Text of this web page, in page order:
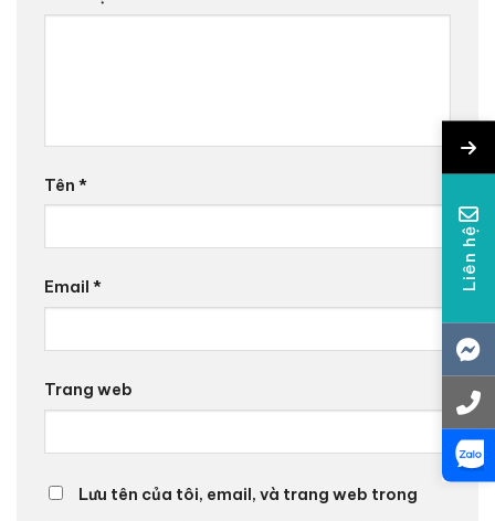
Tên *
Email *
Trang web
Lưu tên của tôi, email, và trang web trong
Liên hệ